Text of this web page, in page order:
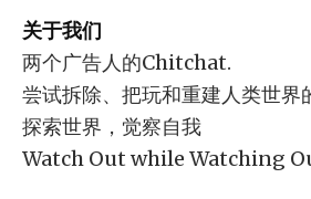
关于我们
两个广告人的Chitchat.
尝试拆除、把玩和重建人类世界
探索世界，觉察自我
Watch Out while Watching